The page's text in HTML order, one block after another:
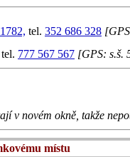
tel. 352 686 328
tel. 777 567 567 [GPS: s.š.
v novém okně, takže
místu